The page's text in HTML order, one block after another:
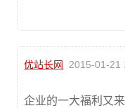
优站长网 2015-01-21
企业的一大福利又